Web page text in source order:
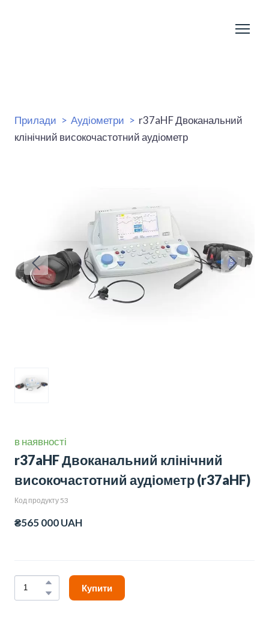
Прилади Аудіометри
r37aHF Двоканальний
клінічний високочастотний аудіометр
в наявності
r37aHF Двоканальний клінічний
високочастотний аудіометр(r37aHF)
Код продукту 53
₴565 000 UAH
Купити